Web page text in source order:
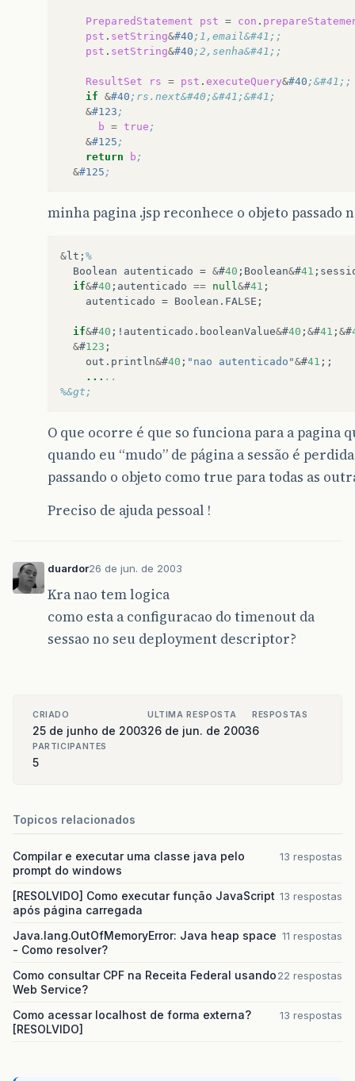
PreparedStatement pst = con .
pst . setString&#40 ;1,email&#41;;
pst . setString&#40 ;2,senha&#41;;
ResultSet rs = pst . executeQuery&#40 ;&#41;;
if &#40 ;rs.next&#40;&#41;&#41;
&#123 ;
b = true ;
&#125 ;
return
b ;
&#125 ;
minha pagina .jsp reconhece o objeto passado
& lt ; %
Boolean
autenticado = &#40 ; Boolean&#41 ;
if&#40 ; autenticado == null &#41 ;
autenticado = Boolean . FALSE ;
if&#40 ; ! autenticado . booleanValue&#40 ; &#41 ; &#
&#123 ;
out . println&#40 ; "nao autenticado"&#41 ;;
... ..
%&gt;
O que ocorre é que so funciona para a pagina
quando eu “mudo” de página a sessão é
passando o objeto como true para todas as
Preciso de ajuda pessoal !
duardor26 de jun. de 2003
Kra nao tem logica
como esta a configuracao do timenout da
sessao no seu deployment descriptor?
CRIADO
25 de junho de 2003
ULTIMA RESPOSTA
26 de jun. de 2003
RESPOSTAS
6
PARTICIPANTES
5
Topicos relacionados
Compilar e executar uma classe java pelo
prompt do windows
13 respostas
[RESOLVIDO] Como executar função JavaScript
após página carregada
13 respostas
Java.lang.OutOfMemoryError: Java heap space
- Como resolver?
11 respostas
Como consultar CPF na Receita Federal usando
Web Service?
22 respostas
Como acessar localhost de forma externa?
[RESOLVIDO]
13 respostas